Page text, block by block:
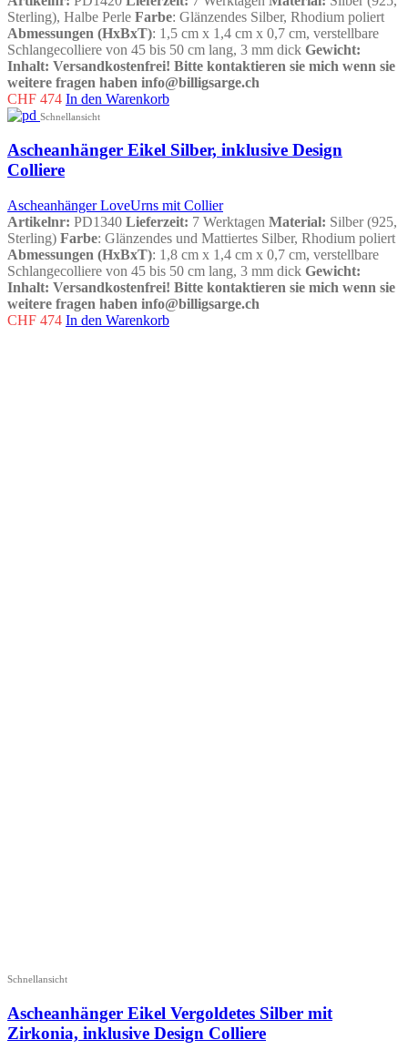
Sterling), Halbe Perle Farbe: Glänzendes Silber, Rhodium poliert
Abmessungen (HxBxT): 1,5 cm x 1,4 cm x 0,7 cm, verstellbare
Schlangecolliere von 45 bis 50 cm lang, 3 mm dick Gewicht:
Inhalt: Versandkostenfrei! Bitte kontaktieren sie mich wenn sie
weitere fragen haben info@billigsarge.ch
CHF 474 In den Warenkorb
Schnellansicht
Ascheanhänger Eikel Silber, inklusive Design
Colliere
Ascheanhänger LoveUrns mit Collier
Artikelnr: PD1340 Lieferzeit: 7 Werktagen Material: Silber (925,
Sterling) Farbe: Glänzendes und Mattiertes Silber, Rhodium poliert
Abmessungen (HxBxT): 1,8 cm x 1,4 cm x 0,7 cm, verstellbare
Schlangecolliere von 45 bis 50 cm lang, 3 mm dick Gewicht:
Inhalt: Versandkostenfrei! Bitte kontaktieren sie mich wenn sie
weitere fragen haben info@billigsarge.ch
CHF 474 In den Warenkorb
Schnellansicht
Ascheanhänger Eikel Vergoldetes Silber mit
Zirkonia, inklusive Design Colliere